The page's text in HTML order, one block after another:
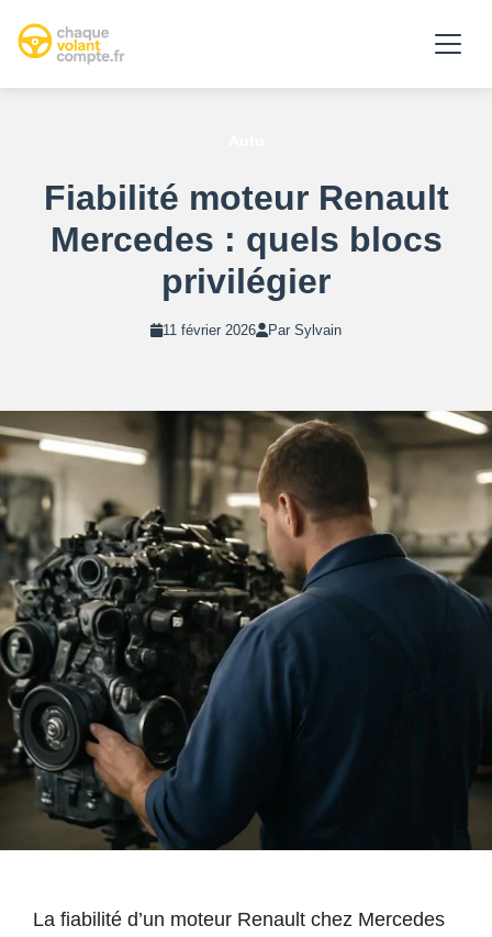
Fiabilité moteur Renault
Mercedes : quels blocs
privilégier
11 février 2026 Par Sylvain
La fiabilité d’un moteur Renault chez Mercedes